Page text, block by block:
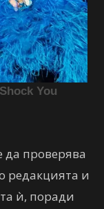
да проверява
редакцията и
ѝ, поради